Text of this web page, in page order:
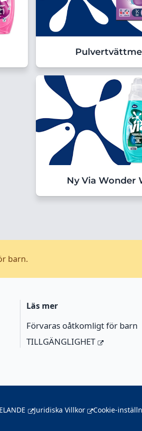
Ny Via Wonder
barn.
Läs mer
Förvaras oåtkomligt för barn
TILLGÄNGLIGHET
Juridiska Villkor Cookie-